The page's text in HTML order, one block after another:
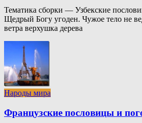
Тематика сборки — Узбекские
Щедрый Богу угоден. Чужое тело не
ветра верхушка дерева
Народы мира
Французские пословицы и